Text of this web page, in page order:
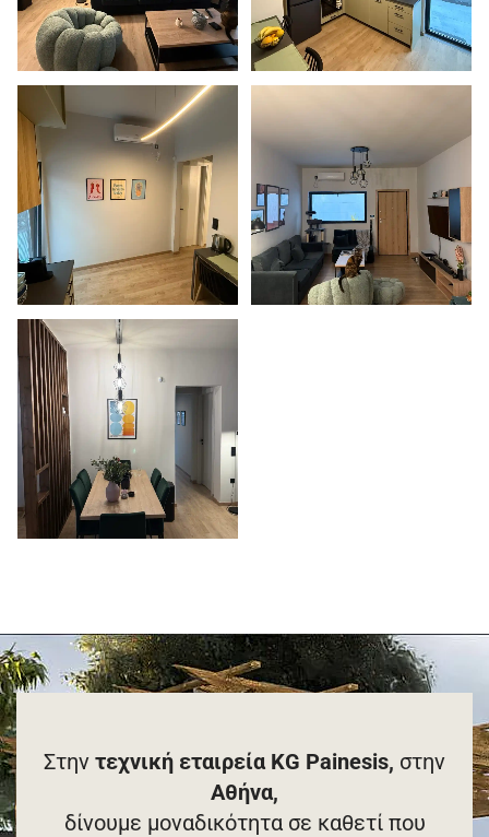
Στην τεχνική εταιρεία KG Painesis, στην
Αθήνα,
δίνουμε μοναδικότητα σε καθετί που